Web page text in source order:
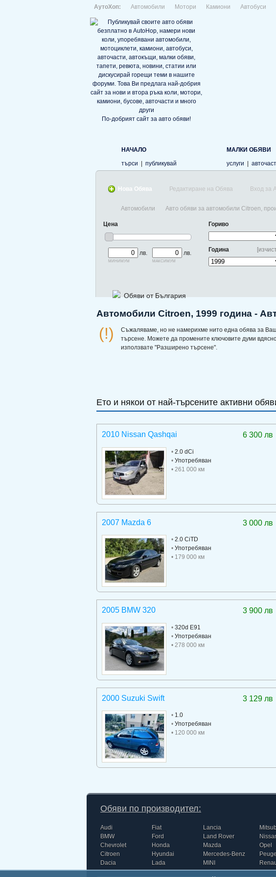
АутоХоп: Автомобили Мотори Камиони Автобуси
По-добрият сайт за авто обяви!
НАЧАЛО
търси
публикувай
МАЛКИ ОБЯВИ
услуги
Нова Обява Редактиране на Обява Вход за
Автомобили Авто обяви за автомобили Citroen,
Цена
лв.
минимум
лв.
максимум
Гориво
Година
Обяви от България
Автомобили Citroen, 1999 година -
(!)
Съжаляваме, но не намерихме нито една обява за
търсене. Можете да промените ключовите думи
използвате "Разширено търсене".
Ето и някои от най-търсените активни
6 300 лв
2010 Nissan Qashqai
• 2.0 dCi
• Употребяван
• 261 000 км
3 000 лв
2007 Mazda 6
• 2.0 CiTD
• Употребяван
• 179 000 км
3 900 лв
2005 BMW 320
• 320d E91
• Употребяван
• 278 000 км
3 129 лв
2000 Suzuki Swift
• 1.0
• Употребяван
• 120 000 км
Обяви по производител:
Audi
BMW
Chevrolet
Citroen
Dacia
Fiat
Ford
Honda
Hyundai
Lada
Lancia
Land Rover
Mazda
Mercedes-Benz
MINI
Opel